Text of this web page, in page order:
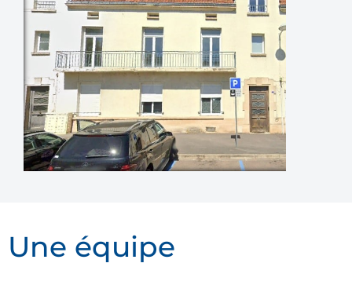
Une équipe